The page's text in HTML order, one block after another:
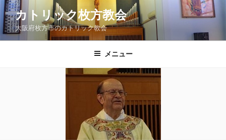
コ
ン
テ
ン
カトリック枚方教会
大阪府枚方市のカトリック教会
メニュー